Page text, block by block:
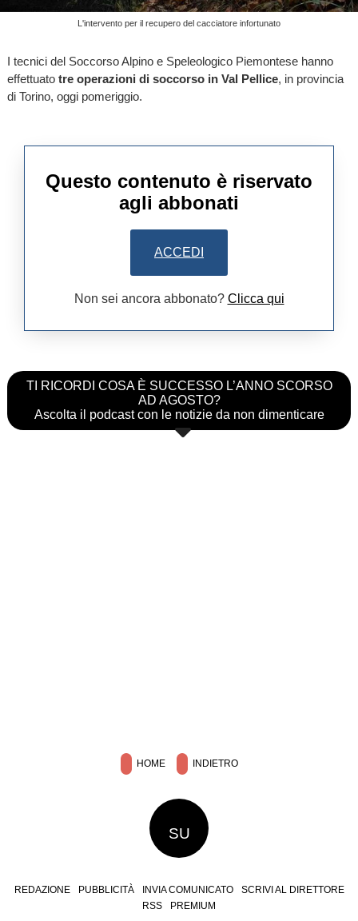
L'intervento per il recupero del cacciatore infortunato
I tecnici del Soccorso Alpino e Speleologico Piemontese hanno
effettuato tre operazioni di soccorso in Val Pellice, in provincia
di Torino, oggi pomeriggio.
Questo contenuto è riservato
agli abbonati
ACCEDI
Non sei ancora abbonato? Clicca qui
TI RICORDI COSA È SUCCESSO L’ANNO SCORSO
AD AGOSTO?
Ascolta il podcast con le notizie da non dimenticare
HOME INDIETRO
SU
REDAZIONE PUBBLICITÀ INVIA COMUNICATO
SCRIVI AL DIRETTORE
RSS
PREMIUM